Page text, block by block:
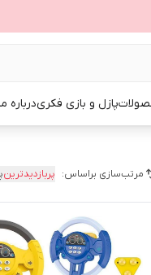
پازل و بازی فکریدرباره
مرتب‌سازی براساس: پربازدیدترین